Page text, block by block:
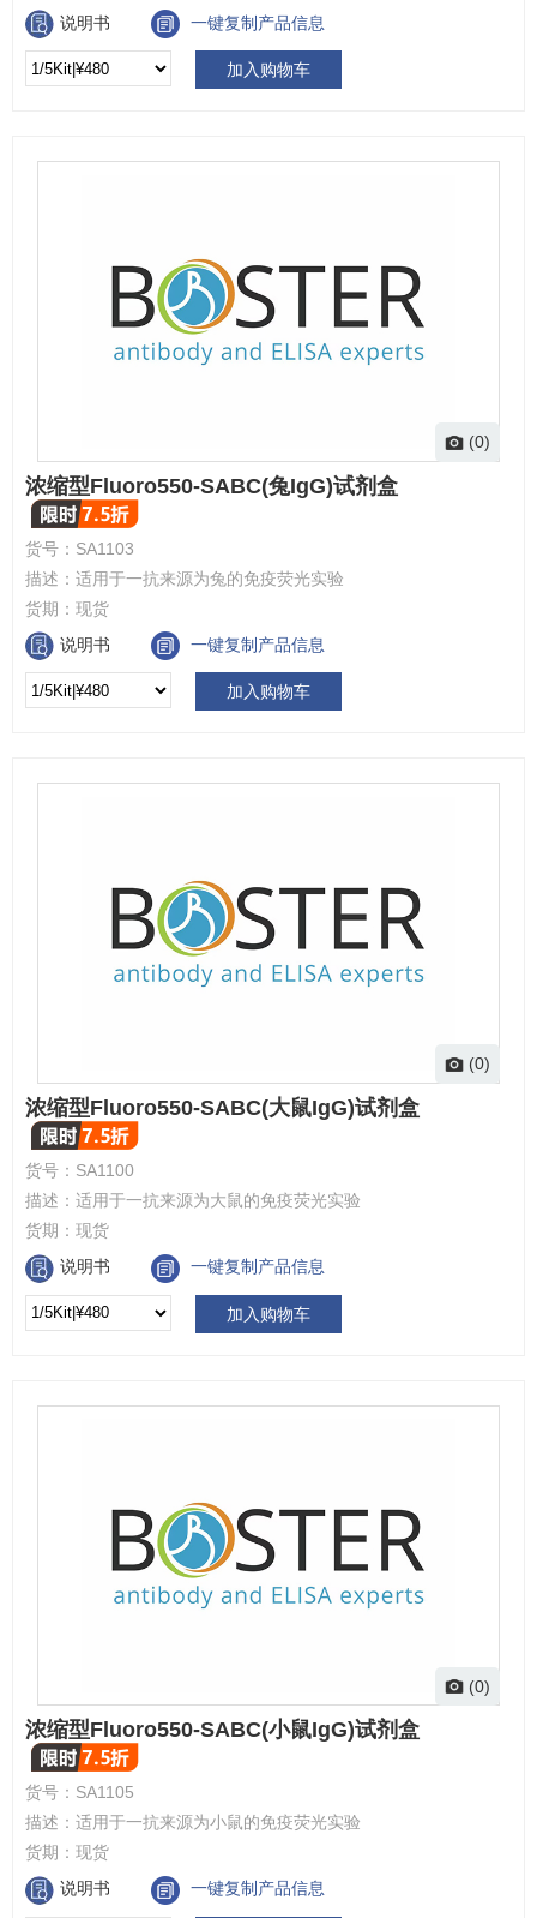
说明书
一键复制产品信息
加入购物车
(0)
浓缩型Fluoro550-SABC(兔IgG)试剂盒
货号： SA1103
描述： 适用于一抗来源为兔的免疫荧光实验
货期： 现货
说明书
一键复制产品信息
加入购物车
(0)
浓缩型Fluoro550-SABC(大鼠IgG)试剂盒
货号： SA1100
描述： 适用于一抗来源为大鼠的免疫荧光实验
货期： 现货
说明书
一键复制产品信息
加入购物车
(0)
浓缩型Fluoro550-SABC(小鼠IgG)试剂盒
货号： SA1105
描述： 适用于一抗来源为小鼠的免疫荧光实验
货期： 现货
说明书
一键复制产品信息